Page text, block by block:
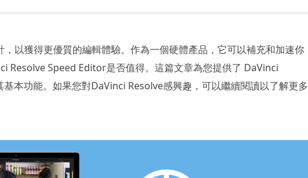
，以獲得更優質的編輯體驗。作為一個硬體產品，它可以補充和加速你
Resolve Speed Editor是否值得。這篇文章為您提供了 DaVinci
本功能。如果您對DaVinci Resolve感興趣，可以繼續閱讀以了解更多